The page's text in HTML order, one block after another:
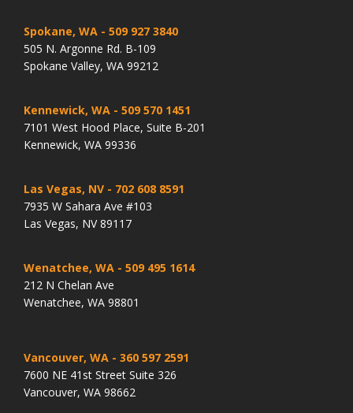
Spokane, WA - 509 927 3840
505 N. Argonne Rd. B-109
Spokane Valley, WA 99212
Kennewick, WA - 509 570 1451
7101 West Hood Place, Suite B-201
Kennewick, WA 99336
Las Vegas, NV - 702 608 8591
7935 W Sahara Ave #103
Las Vegas, NV 89117
Wenatchee, WA - 509 495 1614
212 N Chelan Ave
Wenatchee, WA 98801
Vancouver, WA - 360 597 2591
7600 NE 41st Street Suite 326
Vancouver, WA 98662